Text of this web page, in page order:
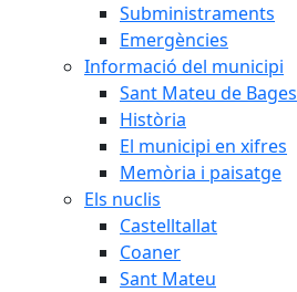
Subministraments
Emergències
Informació del municipi
Sant Mateu de Bages
Història
El municipi en xifres
Memòria i paisatge
Els nuclis
Castelltallat
Coaner
Sant Mateu